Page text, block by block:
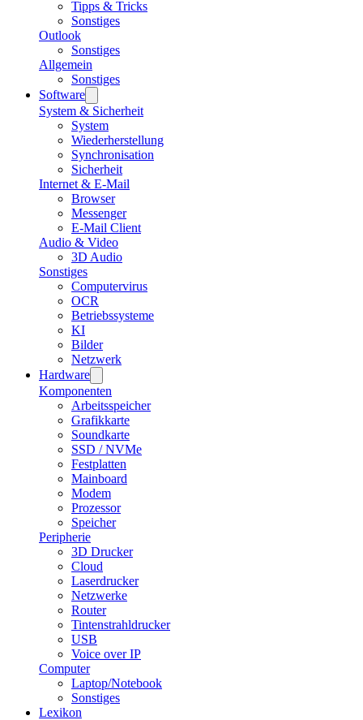
Tipps & Tricks
Sonstiges
Outlook
Sonstiges
Allgemein
Sonstiges
Software
System & Sicherheit
System
Wiederherstellung
Synchronisation
Sicherheit
Internet & E-Mail
Browser
Messenger
E-Mail Client
Audio & Video
3D Audio
Sonstiges
Computervirus
OCR
Betriebssysteme
KI
Bilder
Netzwerk
Hardware
Komponenten
Arbeitsspeicher
Grafikkarte
Soundkarte
SSD / NVMe
Festplatten
Mainboard
Modem
Prozessor
Speicher
Peripherie
3D Drucker
Cloud
Laserdrucker
Netzwerke
Router
Tintenstrahldrucker
USB
Voice over IP
Computer
Laptop/Notebook
Sonstiges
Lexikon